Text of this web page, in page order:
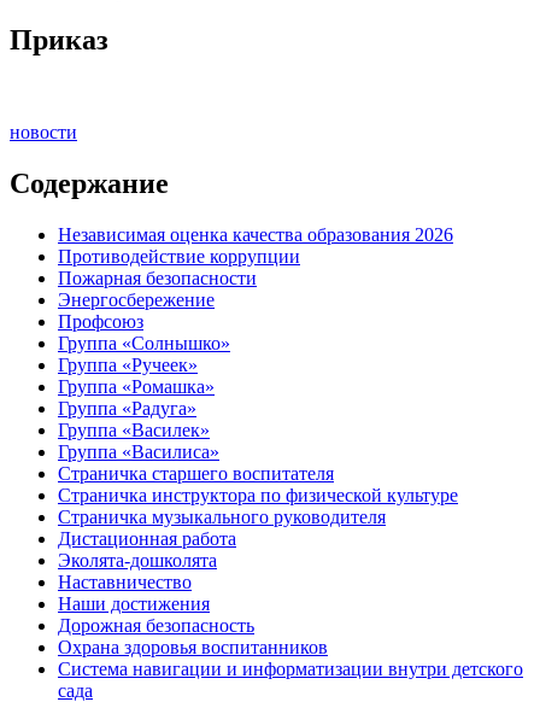
Приказ
новости
Содержание
Независимая оценка качества образования 2026
Противодействие коррупции
Пожарная безопасности
Энергосбережение
Профсоюз
Группа «Солнышко»
Группа «Ручеек»
Группа «Ромашка»
Группа «Радуга»
Группа «Василек»
Группа «Василиса»
Страничка старшего воспитателя
Страничка инструктора по физической культуре
Страничка музыкального руководителя
Дистационная работа
Эколята-дошколята
Наставничество
Наши достижения
Дорожная безопасность
Охрана здоровья воспитанников
Система навигации и информатизации внутри детского
сада